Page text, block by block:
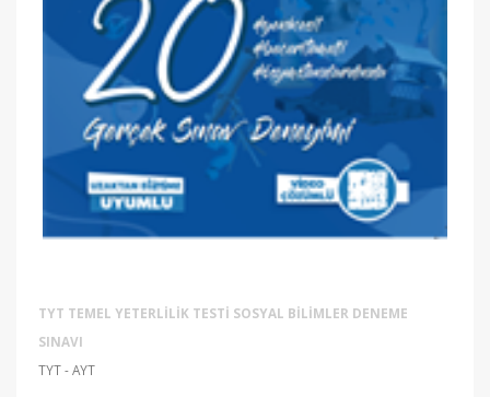
TYT TEMEL YETERLILIK TESTI SOSYAL BILIMLER DENEME
SINAVI
TYT - AYT